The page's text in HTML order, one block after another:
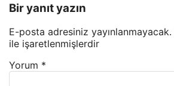
Bir yanıt yazın
E-posta adresiniz yayınlanmayacak.
ile işaretlenmişlerdir
Yorum *